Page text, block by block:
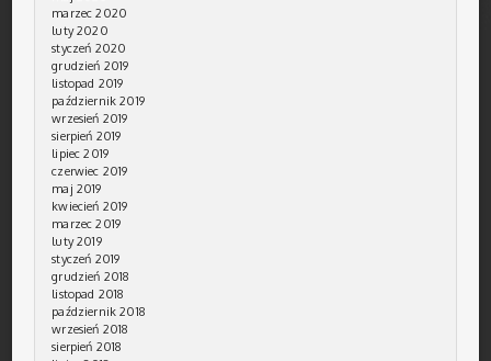
marzec 2020
luty 2020
styczeń 2020
grudzień 2019
listopad 2019
październik 2019
wrzesień 2019
sierpień 2019
lipiec 2019
czerwiec 2019
maj 2019
kwiecień 2019
marzec 2019
luty 2019
styczeń 2019
grudzień 2018
listopad 2018
październik 2018
wrzesień 2018
sierpień 2018